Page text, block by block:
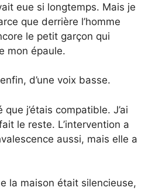
eue si longtemps. Mais je
que derrière l’homme
le petit garçon qui
mon épaule.
d’une voix basse.
j’étais compatible. J’ai
le reste. L’intervention a
aussi, mais elle a
la maison était silencieuse,